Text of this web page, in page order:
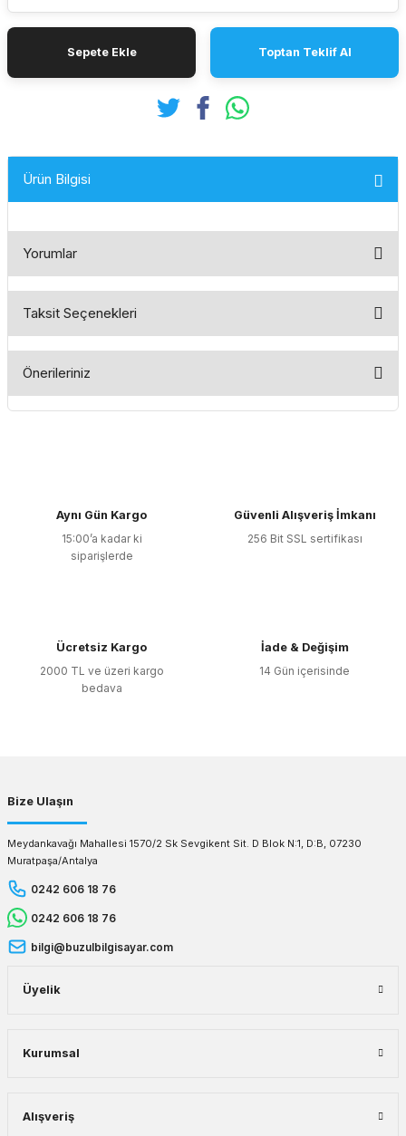
Sepete Ekle Toptan Teklif Al
Ürün Bilgisi
Yorumlar
Taksit Seçenekleri
Önerileriniz
Ürün resmi kalitesiz, bozuk veya görüntülenemiyor.
Ürün açıklamasında eksik bilgiler bulunuyor.
Ürün bilgilerinde hatalar bulunuyor.
Aynı Gün Kargo
15:00’a kadar ki
siparişlerde
Güvenli Alışveriş İmkanı
256 Bit SSL sertifikası
Ücretsiz Kargo
2000 TL ve üzeri kargo
bedava
İade & Değişim
14 Gün içerisinde
Bize Ulaşın
Meydankavağı Mahallesi 1570/2 Sk Sevgikent Sit. D Blok N:1, D:B, 07230
Muratpaşa/Antalya
0242 606 18 76
0242 606 18 76
bilgi@buzulbilgisayar.com
Üyelik
Kurumsal
Alışveriş